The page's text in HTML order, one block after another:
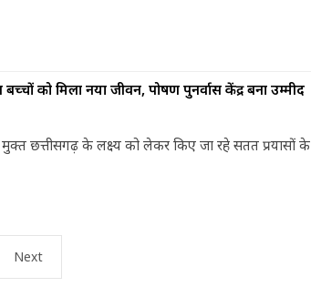
को मिला नया जीवन, पोषण पुनर्वास केंद्र बना उम्मीद
छत्तीसगढ़ के लक्ष्य को लेकर किए जा रहे सतत प्रयासों के
Next